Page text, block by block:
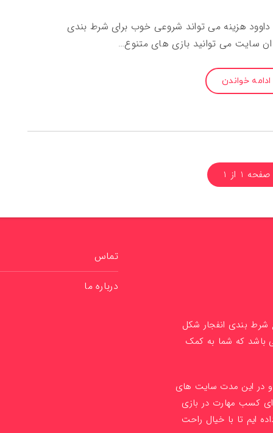
هزینه می تواند شروعی خوب برای شرط بندی
سایت می توانید بازی های متنوع…
ادامه خواندن
صفحه 1 از 1
شرط بندی انفجار شکل
باشد که شما به کمک
راه اندازی کردیم و در این مدت سایت های
کسب مهارت در بازی
ایم تا با خیال راحت
تماس
درباره ما